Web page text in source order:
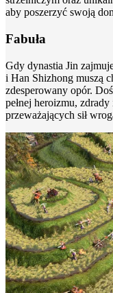
aby poszerzyć swoją
Fabuła
Gdy dynastia Jin
i Han Shizhong muszą
zdesperowany opór.
pełnej heroizmu,
przeważających sił